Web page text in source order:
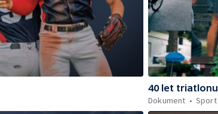
40 let triatlonu
Dokument
Sport